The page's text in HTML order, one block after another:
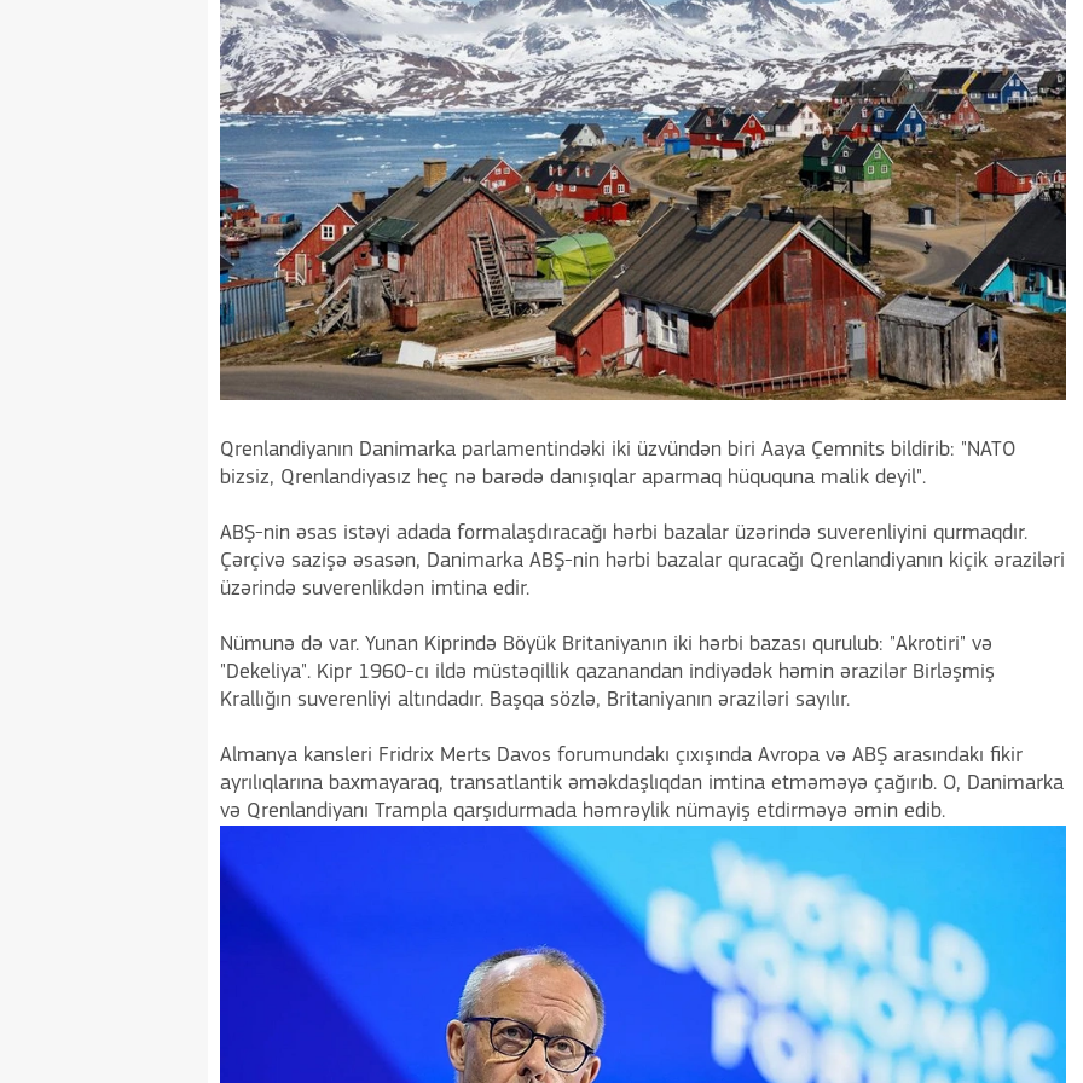
Qrenlandiyanın Danimarka parlamentindəki iki üzvündən biri Aaya Çemnits bildirib: "NATO
bizsiz, Qrenlandiyasız heç nə barədə danışıqlar aparmaq hüququna malik deyil".
ABŞ-nin əsas istəyi adada formalaşdıracağı hərbi bazalar üzərində suverenliyini qurmaqdır.
Çərçivə sazişə əsasən, Danimarka ABŞ-nin hərbi bazalar quracağı Qrenlandiyanın kiçik əraziləri
üzərində suverenlikdən imtina edir.
Nümunə də var. Yunan Kiprində Böyük Britaniyanın iki hərbi bazası qurulub: "Akrotiri" və
"Dekeliya". Kipr 1960-cı ildə müstəqillik qazanandan indiyədək həmin ərazilər Birləşmiş
Krallığın suverenliyi altındadır. Başqa sözlə, Britaniyanın əraziləri sayılır.
Almanya kansleri Fridrix Merts Davos forumundakı çıxışında Avropa və ABŞ arasındakı fikir
ayrılıqlarına baxmayaraq, transatlantik əməkdaşlıqdan imtina etməməyə çağırıb. O, Danimarka
və Qrenlandiyanı Trampla qarşıdurmada həmrəylik nümayiş etdirməyə əmin edib.